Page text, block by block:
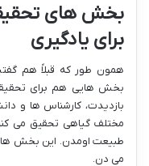
بخش های
برای یادگیری
همون طور که قبلاً هم
بخش هایی هم برای
بازدیدت، کارشناس ها و
مختلف گیاهی تحقیق می کنن
طبیعت اومدن. این بخش ها
می دن.